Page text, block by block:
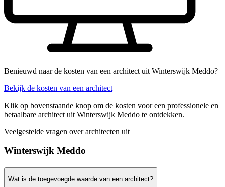
Benieuwd naar de kosten van een architect uit Winterswijk Meddo?
Bekijk de kosten van een architect
Klik op bovenstaande knop om de kosten voor een professionele en
betaalbare architect uit Winterswijk Meddo te ontdekken.
Veelgestelde vragen over architecten uit
Winterswijk Meddo
Wat is de toegevoegde waarde van een architect?